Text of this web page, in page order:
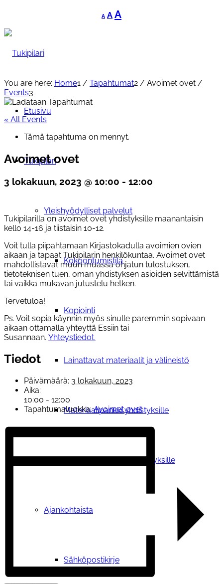
A
Decrease
font
A Reset
font
AIncrease
Etusivu
Tukipilari
Yleishyödylliset palvelut
Kokoontumistila
Kopiointi
Lainattavat materiaalit ja välineistö
Materiaalipankki yhdistyksille
Tilauskoulutukset yhdistyksille
Ajankohtaista
Sähköpostikirje
You are here: Home1 / Tapahtumat2 / Avoimet ovet /
Events3
« All Events
Tämä tapahtuma on mennyt.
Avoimet ovet
3 lokakuun, 2023 @ 10:00 - 12:00
Tukipilarilla on avoimet ovet yhdistyksille maanantaisin
kello 14-16 ja tiistaisin 10-12.
Voit tulla piipahtamaan Kirjastokadulla avoimien ovien
aikaan ja tapaat Tukipilarin henkilökuntaa. Avoimet ovet
mahdollistavat muun muassa ohjatun tulostuksen,
tietoteknisen tuen, oman yhdistyksen asioiden selvittämistä
tai vaikka mukavan jutustelu hetken.
Tervetuloa!
Ps. Voit sopia käynnin myös sinulle paremmin sopivaan
aikaan ottamalla yhteyttä Essiin tai
Susannaan. Yhteystiedot.
Tiedot
Päivämäärä: 3 lokakuun, 2023
Aika:
10:00 - 12:00
Tapahtumaluokka: Avoimet ovet